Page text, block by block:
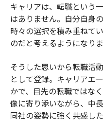
キャリアは、転職という
はありません。自分自身
時々の選択を積み重ねて
のだと考えるようになりま
そうした思いから転職活
として登録。キャリアエ
かで、目先の転職ではな
像に寄り添いながら、中
同社の姿勢に強く共感した